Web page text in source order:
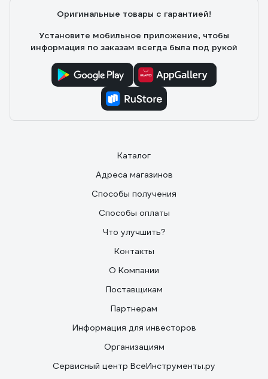
Оригинальные товары с гарантией!
Установите мобильное приложение, чтобы
информация по заказам всегда была под рукой
Каталог
Адреса магазинов
Способы получения
Способы оплаты
Что улучшить?
Контакты
О Компании
Поставщикам
Партнерам
Информация для инвесторов
Организациям
Сервисный центр ВсеИнструменты.ру